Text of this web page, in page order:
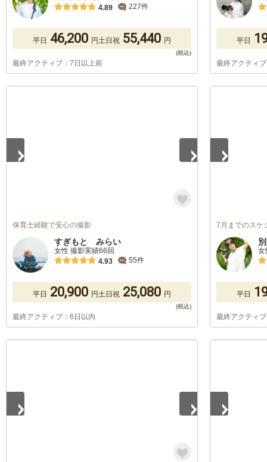
4.89
227件
平日 46,200 円土日祝 55,440 円
最終アクティブ：7日以上前
平日
最終アクティ
保育士経験で安心の撮影
すぎもと みらい
女性 撮影実績66回
4.93
55件
平日 20,900 円土日祝 25,080 円
最終アクティブ：6日以内
7月までのスケ
女
平日
最終アクティ